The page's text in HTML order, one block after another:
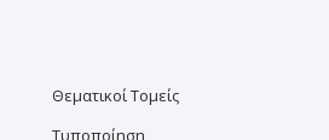
Θεματικοί Τομείς